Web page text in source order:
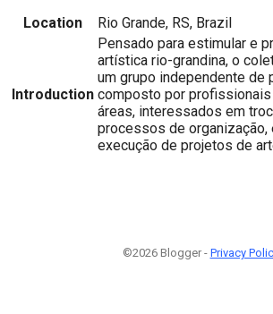
Location Rio Grande, RS, Brazil
Introduction
Pensado para estimular e
artística rio-grandina, o
um grupo independente de
composto por
áreas, interessados em
processos de organização,
execução de projetos de
©2026 Blogger - Privacy